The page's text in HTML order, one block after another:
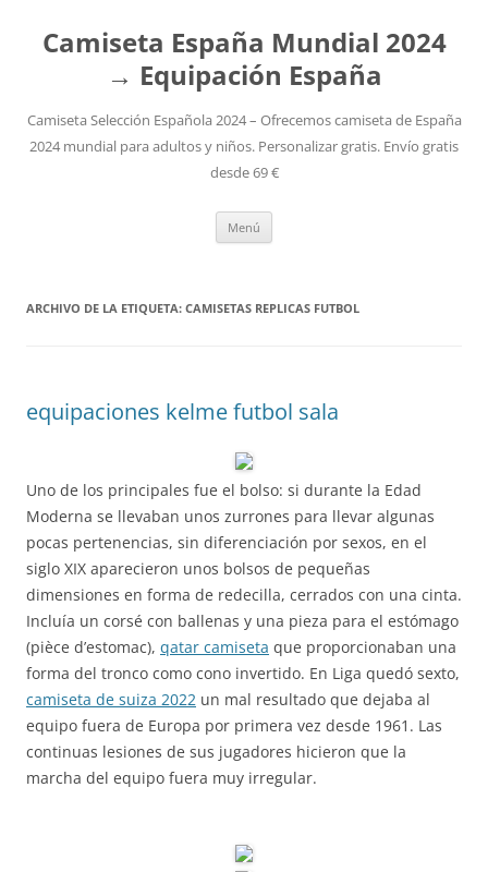
Camiseta España Mundial 2024
→ Equipación España
Camiseta Selección Española 2024 – Ofrecemos camiseta de España
2024 mundial para adultos y niños. Personalizar gratis. Envío gratis
desde 69 €
Menú
ARCHIVO DE LA ETIQUETA: CAMISETAS REPLICAS FUTBOL
equipaciones kelme futbol sala
Uno de los principales fue el bolso: si durante la Edad
Moderna se llevaban unos zurrones para llevar algunas
pocas pertenencias, sin diferenciación por sexos, en el
siglo XIX aparecieron unos bolsos de pequeñas
dimensiones en forma de redecilla, cerrados con una cinta.
Incluía un corsé con ballenas y una pieza para el estómago
(pièce d’estomac), qatar camiseta que proporcionaban una
forma del tronco como cono invertido. En Liga quedó sexto,
camiseta de suiza 2022 un mal resultado que dejaba al
equipo fuera de Europa por primera vez desde 1961. Las
continuas lesiones de sus jugadores hicieron que la
marcha del equipo fuera muy irregular.